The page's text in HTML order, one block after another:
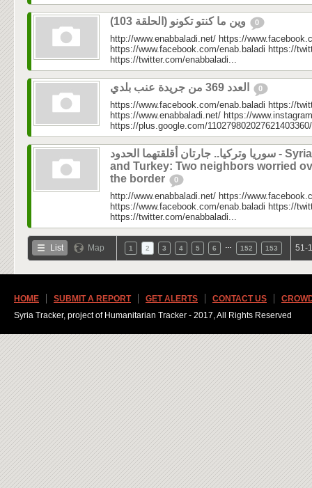
0
http://www.enabbaladi.net/ https://
https://www.facebook.com/enab.baladi https://
https://twitter.com/enabbaladi...
0
https://www.facebook.com/enab.baladi https://
https://www.enabbaladi.net/ https://
https://plus.google.com/
سوريا وتركيا.. جارتان أقلقتهما الحدود - Syria
and Turkey: Two neighbors worried
the border
0
http://www.enabbaladi.net/ https://
https://www.facebook.com/enab.baladi https://
https://twitter.com/enabbaladi...
List Map 1 2 3 4 5 6 152 153 51-
HOME SUBMIT A REPORT GET ALERTS CONTACT US
Syria Tracker, project of Humanitarian Tracker - 2017, All Rights Reserved